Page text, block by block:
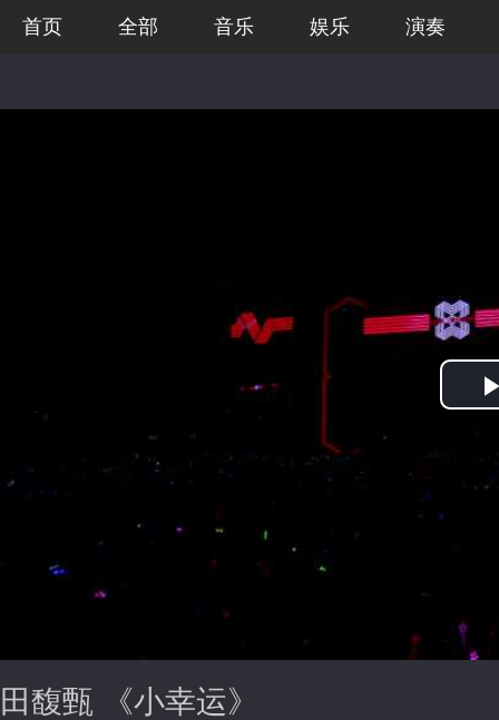
首页 全部 音乐 娱乐 演奏
田馥甄 《小幸运》